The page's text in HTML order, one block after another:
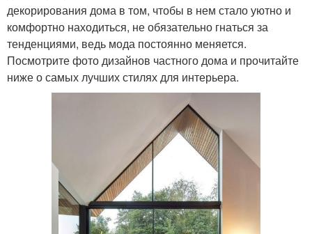
декорирования дома в том, чтобы в нем стало уютно и
комфортно находиться, не обязательно гнаться за
тенденциями, ведь мода постоянно меняется.
Посмотрите фото дизайнов частного дома и прочитайте
ниже о самых лучших стилях для интерьера.